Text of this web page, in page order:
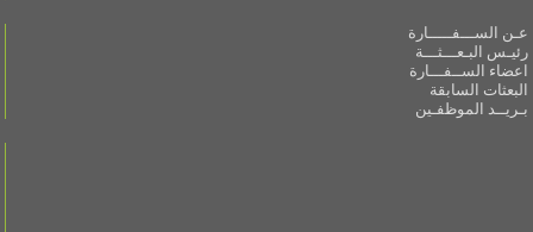
عـن الســـفـــــارة
رئيـس البـعـــثـــة
اعضاء الســفـــارة
البعثات السابقة
بـريــد الموظفـين